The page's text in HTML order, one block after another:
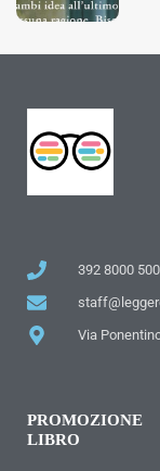
392 8000 500
Via
PROMOZIONE
LIBRO